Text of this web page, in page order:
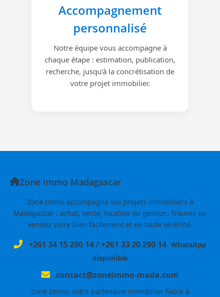
Accompagnement
personnalisé
Notre équipe vous accompagne à
chaque étape : estimation, publication,
recherche, jusqu’à la concrétisation de
votre projet immobilier.
Zone Immo Madagascar
Zone Immo accompagne vos projets immobiliers à
Madagascar : achat, vente, location ou gestion. Trouvez ou
vendez votre bien facilement et en toute sérénité.
+261 34 15 290 14/+261 33 20 290 14 WhatsApp
disponible
contact@zoneimmo-mada.com
Zone Immo, votre partenaire immobilier fiable à